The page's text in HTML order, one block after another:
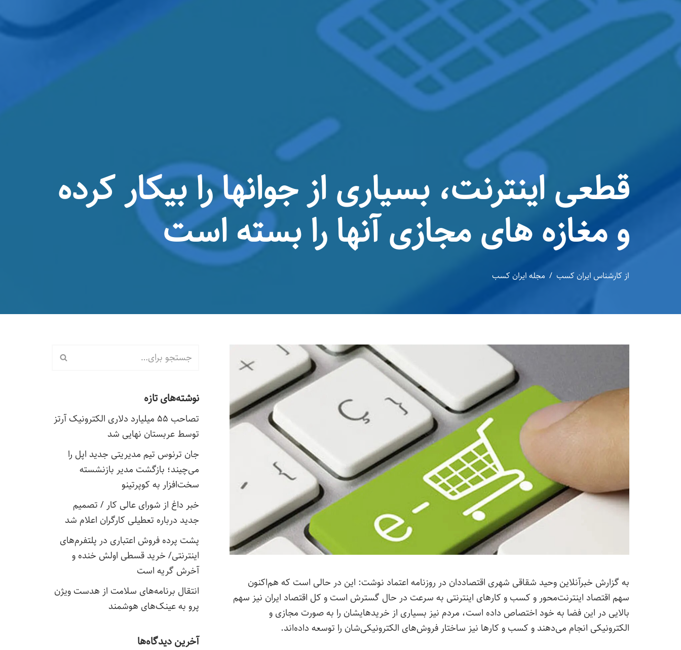
قطعی اینترنت، بسیاری از جوانها را بیکار کرده
و مغازه های مجازی آنها را بسته است
از کارشناس ایران کسب مجله ایران کسب
به گزارش خبرآنلاین وحید شقاقی شهری اقتصاددان در روزنامه اعتماد نوشت: این در حالی است که هم‌اکنون
سهم اقتصاد اینترنت‌محور و کسب و کارهای اینترنتی به سرعت در حال گسترش است و کل اقتصاد ایران نیز سهم
بالایی در این فضا به خود اختصاص داده است، مردم نیز بسیاری از خریدهایشان را به صورت مجازی و
الکترونیکی انجام می‌دهند و کسب و کارها نیز ساختار فروش‌های الکترونیکی‌شان را توسعه داده‌اند.
نوشته‌های تازه
تصاحب ۵۵ میلیارد دلاری الکترونیک آرتز
توسط عربستان نهایی شد
جان ترنوس تیم مدیریتی جدید اپل را
می‌چیند؛ بازگشت مدیر بازنشسته
سخت‌افزار به کوپرتینو
خبر داغ از شورای عالی کار / تصمیم
جدید درباره تعطیلی کارگران اعلام شد
پشت پرده فروش اعتباری در پلتفرم‌های
اینترنتی/ خرید قسطی اولش خنده و
آخرش گریه است
انتقال برنامه‌های سلامت از هدست ویژن
پرو به عینک‌های هوشمند
آخرین دیدگاه‌ها